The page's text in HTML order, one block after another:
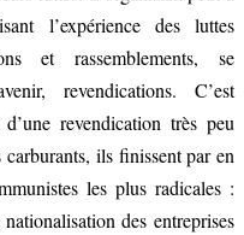
l’expérience des luttes
et rassemblements, se
revendications. C’est
revendication très peu
carburants, ils finissent par en
les plus radicales :
des entreprises